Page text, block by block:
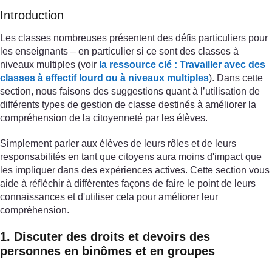
Introduction
Les classes nombreuses présentent des défis particuliers pour
les enseignants – en particulier si ce sont des classes à
niveaux multiples (voir la ressource clé : Travailler avec des
classes à effectif lourd ou à niveaux multiples). Dans cette
section, nous faisons des suggestions quant à l’utilisation de
différents types de gestion de classe destinés à améliorer la
compréhension de la citoyenneté par les élèves.
Simplement parler aux élèves de leurs rôles et de leurs
responsabilités en tant que citoyens aura moins d'impact que
les impliquer dans des expériences actives. Cette section vous
aide à réfléchir à différentes façons de faire le point de leurs
connaissances et d'utiliser cela pour améliorer leur
compréhension.
1. Discuter des droits et devoirs des
personnes en binômes et en groupes